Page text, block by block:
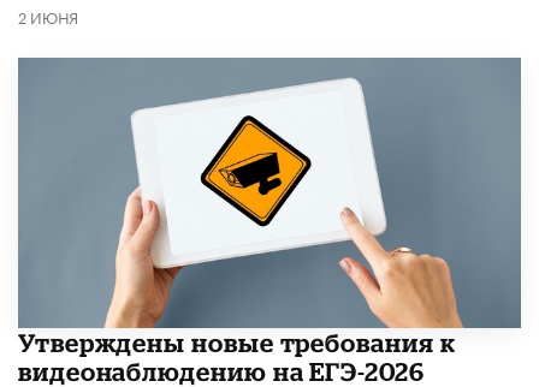
2 ИЮНЯ
Утверждены новые требования к
видеонаблюдению на ЕГЭ-2026